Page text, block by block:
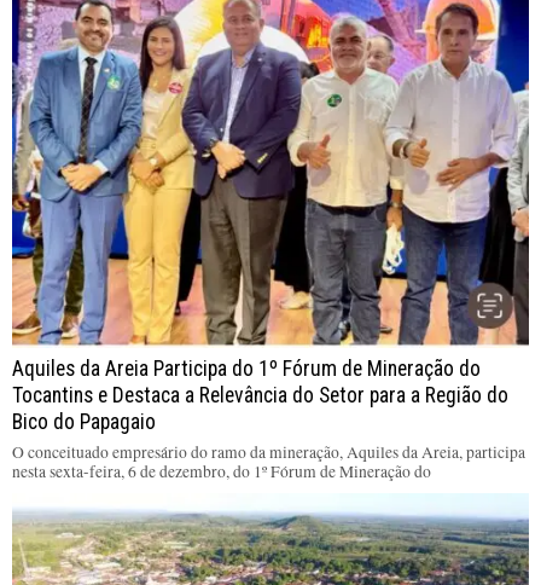
Aquiles da Areia Participa do 1º Fórum de Mineração do
Tocantins e Destaca a Relevância do Setor para a Região do
Bico do Papagaio
O conceituado empresário do ramo da mineração, Aquiles da Areia, participa
nesta sexta-feira, 6 de dezembro, do 1º Fórum de Mineração do